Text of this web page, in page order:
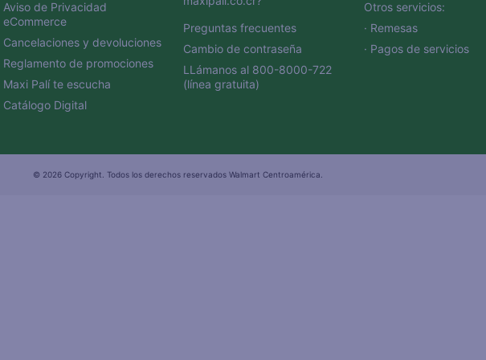
Aviso de Privacidad
eCommerce
Cancelaciones y devoluciones
Reglamento de promociones
Maxi Palí te escucha
Catálogo Digital
Preguntas frecuentes
Cambio de contraseña
LLámanos al 800-8000-722
(línea gratuita)
Otros servicios:
· Remesas
· Pagos de servicios
© 2026 Copyright. Todos los derechos reservados Walmart Centroamérica.